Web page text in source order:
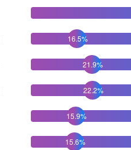
16.5%
21.9%
22.2%
15.9%
15.6%